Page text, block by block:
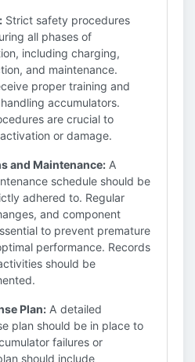
Strict safety procedures
all phases of
including charging,
and maintenance.
proper training and
accumulators.
are crucial to
or damage.
and Maintenance: A
schedule should be
adhered to. Regular
and component
to prevent premature
performance. Records
should be
Plan: A detailed
plan should be in place to
failures or
should include